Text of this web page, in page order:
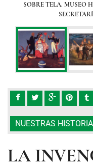
SOBRE TELA. MUSEO
NUESTRAS
LA